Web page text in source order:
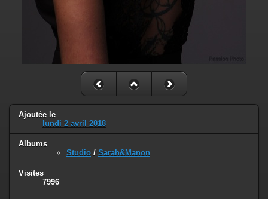
Ajoutée le
lundi 2 avril 2018
Albums
Studio / Sarah&Manon
Visites
7996